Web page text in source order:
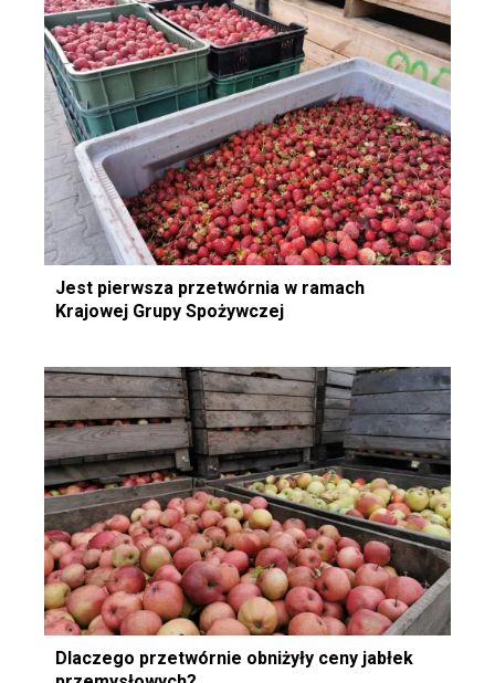
Jest pierwsza przetwórnia w ramach
Krajowej Grupy Spożywczej
Dlaczego przetwórnie obniżyły ceny jabłek